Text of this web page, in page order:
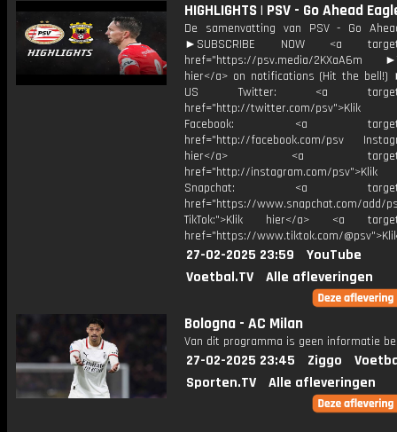
HIGHLIGHTS | PSV - Go Ahead
De samenvatting van PSV - Go
►SUBSCRIBE NOW <a
href="https://psv.media/2KXaA6m
hier</a> on notifications (Hit the bell!)
US Twitter: <a
href="http://twitter.com/psv">Klik
Facebook: <a
href="http://facebook.com/psv
hier</a> <a
href="http://instagram.com/
Snapchat: <a
href="https://www.snapchat.com/add/
TikTok:">Klik hier</a> <a
href="https://www.tiktok.com/
27-02-2025 23:59
YouTube
Voetbal.TV
Alle afleveringen
Bologna - AC Milan
Van dit programma is geen informatie
27-02-2025 23:45 Ziggo
Sporten.TV
Alle afleveringen